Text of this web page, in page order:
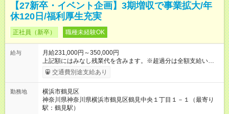
【27新卒・イベント企画】3期増収で事業拡大/年
休120日/福利厚生充実
正社員（新卒） 職種未経験OK
給与
月給231,000円～350,000円
上記額にはみなし残業代を含みます。※超過分は全額支給いたし
ます。 みなし残業代 24,000円 ～ 37,000円／月 みなし残業時
間 15時間／月 【給与】 月給： 大卒・院卒 ：243，000
（固定残業代 24，000円） 賞与：年２回 （業績連動型） 昇
給：年２回（3月、9月) 試用期間：6ヶ月 ※上記額にはみなし残
業代（月15時間分）が含まれた 金額になります。超過分は追加
交通費別途支給あり
勤務地
横浜市鶴見区
神奈川県神奈川県横浜市鶴見区鶴見中央１丁目１－１（最寄り
駅：鶴見駅）